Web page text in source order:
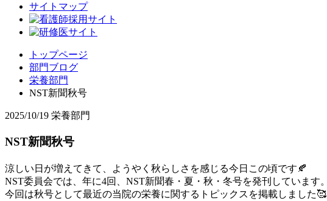
サイトマップ
トップページ
部門ブログ
栄養部門
NST新聞秋号
2025/10/19 栄養部門
NST新聞秋号
涼しい日が増えてきて、ようやく秋らしさを感じる今日この頃です🍂
NST委員会では、年に4回、NST新聞春・夏・秋・冬号を発刊しています。
今回は秋号として最近の当院の栄養に関するトピックスを掲載しました🥰